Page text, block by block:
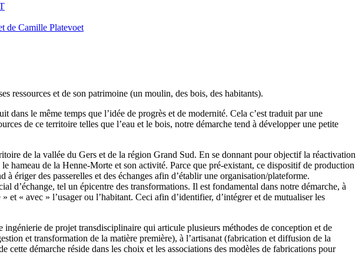
de Camille Platevoet
ressources et de son patrimoine (un moulin, des bois, des habitants).
le même temps que l’idée de progrès et de modernité. Cela c’est traduit par une
de ce territoire telles que l’eau et le bois, notre démarche tend à développer une petite
de la vallée du Gers et de la région Grand Sud. En se donnant pour objectif la réactivation
hameau de la Henne-Morte et son activité. Parce que pré-existant, ce dispositif de production
à ériger des passerelles et des échanges afin d’établir une organisation/plateforme.
d’échange, tel un épicentre des transformations. Il est fondamental dans notre démarche, à
« avec » l’usager ou l’habitant. Ceci afin d’identifier, d’intégrer et de mutualiser les
de projet transdisciplinaire qui articule plusieurs méthodes de conception et de
et transformation de la matière première), à l’artisanat (fabrication et diffusion de la
cette démarche réside dans les choix et les associations des modèles de fabrications pour